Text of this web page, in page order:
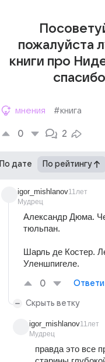
пожалуйста
книги про
мнения #книга
0 2
По дате По рейтингу
igor_mishlanov
Мудрец
11лет
Александр Дюма.
тюльпан.
Шарль де Костер.
Уленшпигеле.
0
Скрыть ветку
igor_mishlanov
Мудрец
11лет
правда это все